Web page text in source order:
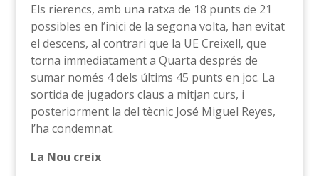
Els rierencs, amb una ratxa de 18 punts de 21
possibles en l’inici de la segona volta, han evitat
el descens, al contrari que la UE Creixell, que
torna immediatament a Quarta després de
sumar només 4 dels últims 45 punts en joc. La
sortida de jugadors claus a mitjan curs, i
posteriorment la del tècnic José Miguel Reyes,
l’ha condemnat.
La Nou creix